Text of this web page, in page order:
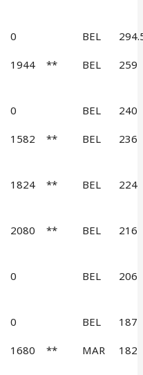
0 BEL
1944 ** BEL 259
0 BEL 240
1582 ** BEL 236
1824 ** BEL 224
2080 ** BEL 216
0 BEL 206
0 BEL 187
1680 ** MAR 182